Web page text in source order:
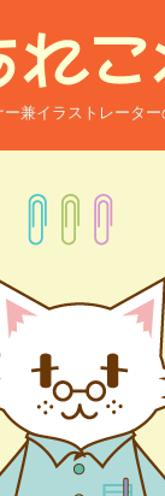
兼イラストレータ